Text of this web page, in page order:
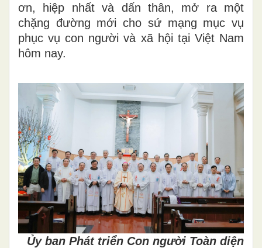
ơn, hiệp nhất và dấn thân, mở ra một
chặng đường mới cho sứ mạng mục vụ
phục vụ con người và xã hội tại Việt Nam
hôm nay.
Ủy ban Phát triển Con người Toàn diện